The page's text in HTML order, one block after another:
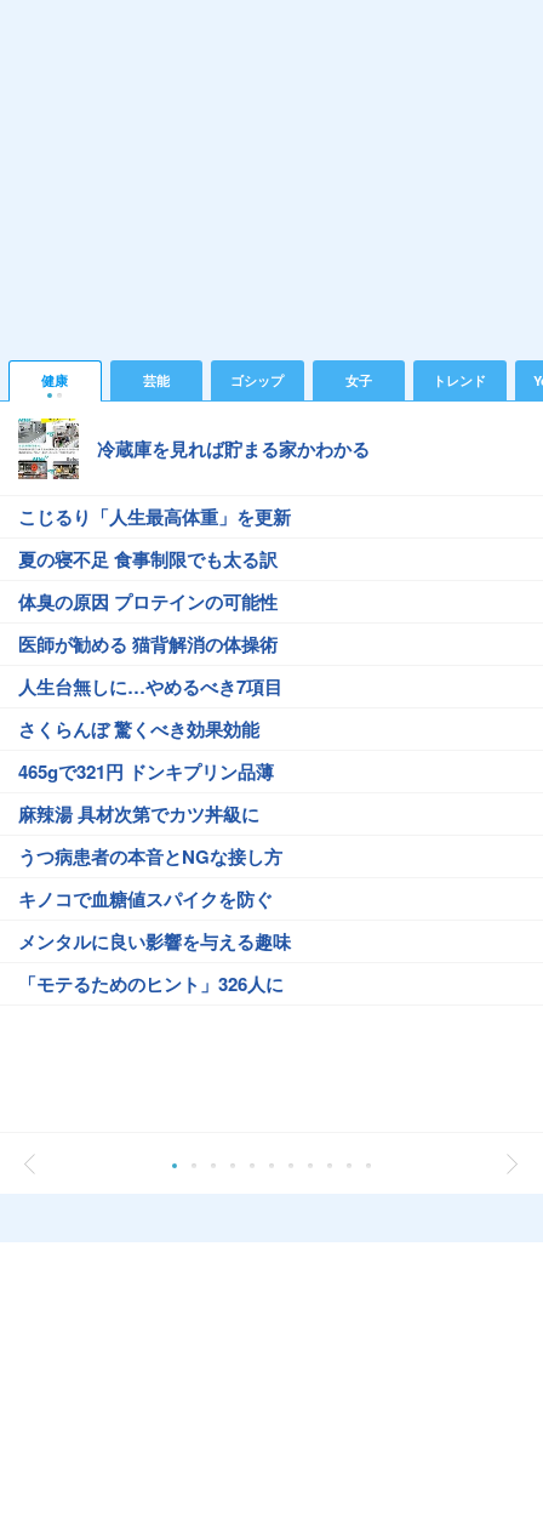
健康 芸能 ゴシップ 女子 トレンド
冷蔵庫を見れば貯まる家かわかる
こじるり「人生最高体重」を更新
夏の寝不足 食事制限でも太る訳
体臭の原因 プロテインの可能性
医師が勧める 猫背解消の体操術
人生台無しに…やめるべき7項目
さくらんぼ 驚くべき効果効能
465gで321円 ドンキプリン品薄
麻辣湯 具材次第でカツ丼級に
うつ病患者の本音とNGな接し方
キノコで血糖値スパイクを防ぐ
メンタルに良い影響を与える趣味
「モテるためのヒント」326人に